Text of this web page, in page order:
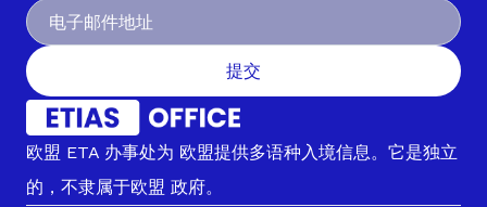
提交
欧盟 ETA 办事处为 欧盟提供多语种入境信息。它是独立
的，不隶属于欧盟 政府。